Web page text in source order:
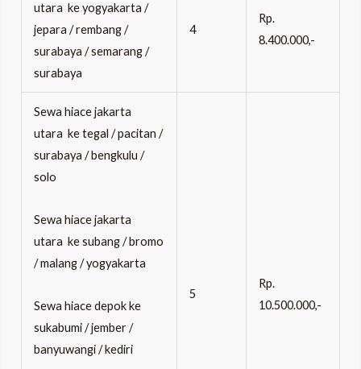
utara ke yogyakarta /
jepara / rembang /
surabaya / semarang /
surabaya
4
Rp.
8.400.000,-
Sewa hiace jakarta
utara ke tegal / pacitan /
surabaya / bengkulu /
solo
Sewa hiace jakarta
utara ke subang / bromo
/ malang / yogyakarta
Sewa hiace depok ke
sukabumi / jember /
banyuwangi / kediri
5
Rp.
10.500.000,-